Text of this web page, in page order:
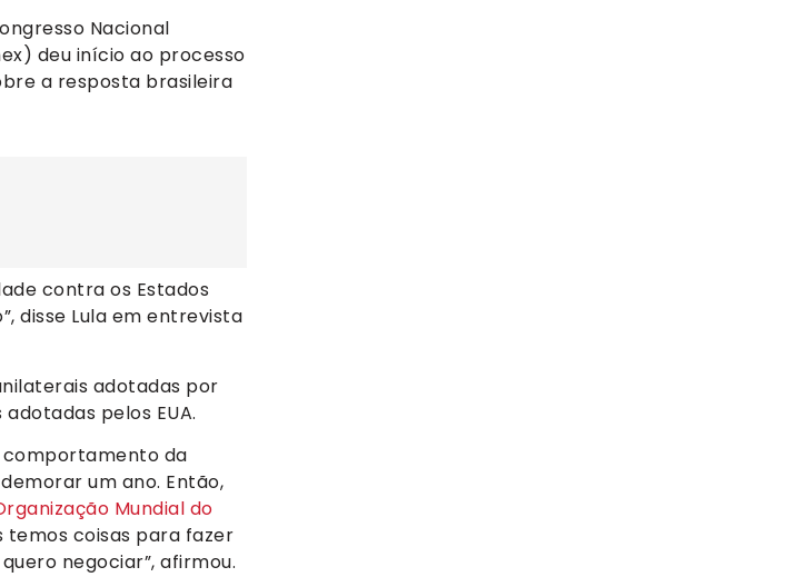
Nacional
deu início ao processo
a resposta brasileira
contra os Estados
disse Lula em entrevista
adotadas por
pelos EUA.
comportamento da
um ano. Então,
Mundial do
temos coisas para fazer
negociar”, afirmou.